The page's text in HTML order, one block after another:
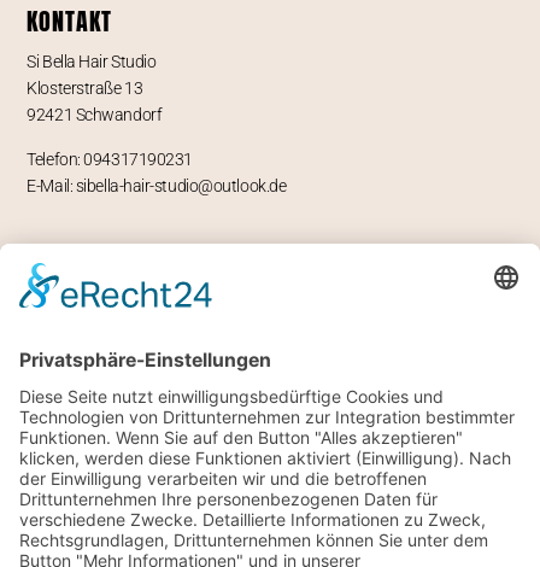
KONTAKT
Si Bella Hair Studio
Klosterstraße 13
92421 Schwandorf
Telefon: 094317190231
E-Mail: sibella-hair-studio@outlook.de
ÖFFNUNGSZEITEN
Sa 8 bis 14 Uhr
RECHTLICHES
Impressum
Datenschutz